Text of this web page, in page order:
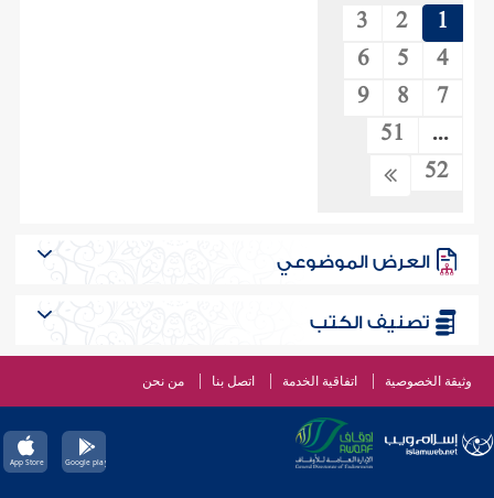
1
2
3
4
5
6
7
8
9
...
51
52
العرض الموضوعي
تصنيف الكتب
وثيقة الخصوصية اتفاقية الخدمة اتصل بنا من نحن